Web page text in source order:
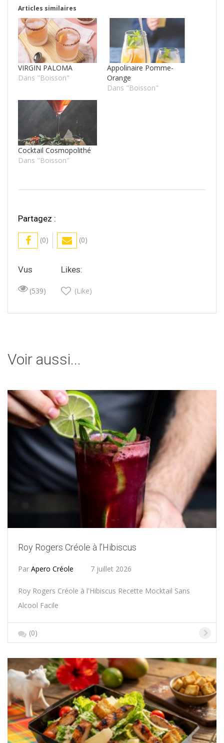
Articles similaires
VIRGIN PALOMA
Dans "Boisson"
Appolinaire Pomme-
Orange
Dans "Boisson"
Cocktail Cosmopolithé
Dans "Boisson"
Partagez :
(0) (0)
Vus
(539)
Likes:
(Like)
Voir aussi...
Roy Rogers Créole à l’Hibiscus
Par Apero Créole 7 juillet 2026
Roy Rogers Créole à l'Hibiscus Recette Mocktail Sans
Alcool Facile
(0)